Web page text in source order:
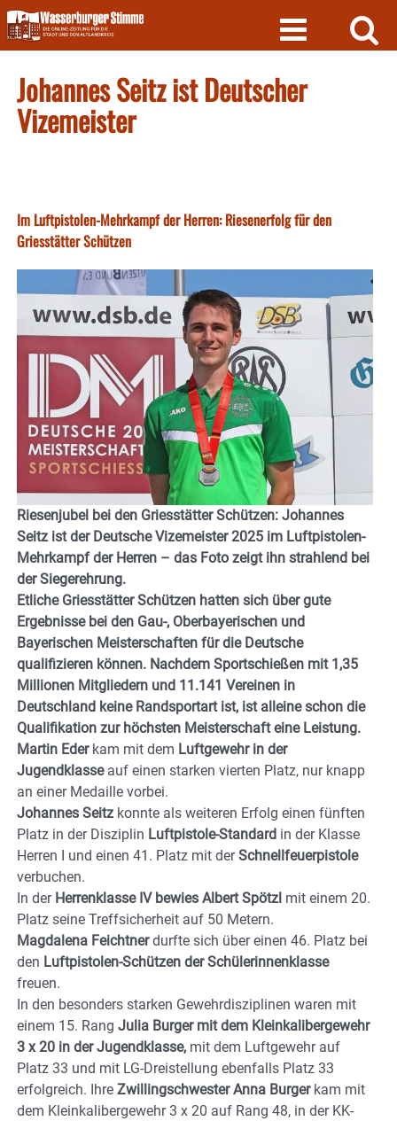
Skip
to
content
Johannes Seitz ist Deutscher
Vizemeister
Im Luftpistolen-Mehrkampf der Herren: Riesenerfolg für den
Griesstätter Schützen
Riesenjubel bei den Griesstätter Schützen: Johannes
Seitz ist der Deutsche Vizemeister 2025 im Luftpistolen-
Mehrkampf der Herren – das Foto zeigt ihn strahlend bei
der Siegerehrung.
Etliche Griesstätter Schützen hatten sich über gute
Ergebnisse bei den Gau-, Oberbayerischen und
Bayerischen Meisterschaften für die Deutsche
qualifizieren können. Nachdem Sportschießen mit 1,35
Millionen Mitgliedern und 11.141 Vereinen in
Deutschland keine Randsportart ist, ist alleine schon die
Qualifikation zur höchsten Meisterschaft eine Leistung.
Martin Ederkam mit dem Luftgewehr in der
Jugendklasseauf einen starken vierten Platz, nur knapp
an einer Medaille vorbei.
Johannes Seitz konnte als weiteren Erfolg einen fünften
Platz in der Disziplin Luftpistole-Standard in der Klasse
Herren I und einen 41. Platz mit derSchnellfeuerpistole
verbuchen.
In der Herrenklasse IV bewies Albert Spötzl mit einem 20.
Platz seine Treffsicherheit auf 50 Metern.
Magdalena Feichtnerdurfte sich über einen 46. Platz bei
den Luftpistolen-Schützen der Schülerinnenklasse
freuen.
In den besonders starken Gewehrdisziplinen waren mit
einem 15. Rang Julia Burger mit dem Kleinkalibergewehr
3 x 20 in der Jugendklasse, mit dem Luftgewehr auf
Platz 33 und mit LG-Dreistellung ebenfalls Platz 33
erfolgreich. Ihre Zwillingschwester Anna Burgerkam mit
dem Kleinkalibergewehr 3 x 20 auf Rang 48, in der KK-